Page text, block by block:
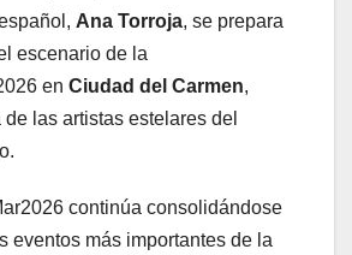
Ana Torroja, se prepara
escenario de la
en Ciudad del Carmen,
las artistas estelares del
continúa consolidándose
eventos más importantes de la